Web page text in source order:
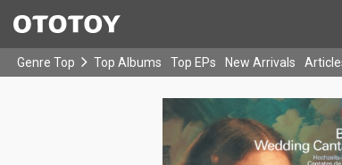
Genre Top Top Albums Top EPs New Arrivals